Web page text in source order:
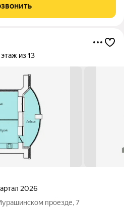
жильцов помогает создать
этаж из 13
2026
проезде, 7